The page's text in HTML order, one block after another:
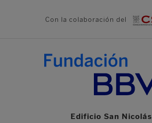
Con la colaboración del
Edificio San Nicolás